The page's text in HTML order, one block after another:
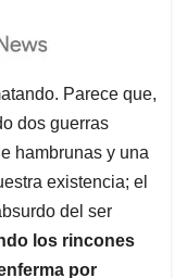
Parece que,
dos guerras
hambrunas y una
existencia; el
del ser
los rincones
por